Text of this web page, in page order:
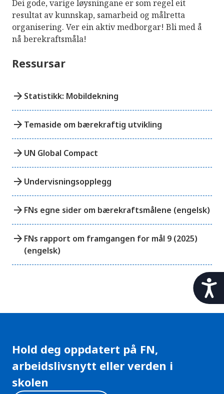
t
l
g
Dei gode, varige løysningane er som regel eit
resultat av kunnskap, samarbeid og målretta
organisering. Ver ein aktiv medborgar! Bli med å
nå berekraftsmåla!
Ressursar
arrow_forward Statistikk: Mobildekning
arrow_forward Temaside om bærekraftig utvikling
arrow_forward UN Global Compact
arrow_forward Undervisningsopplegg
arrow_forward FNs egne sider om bærekraftsmålene (engelsk)
arrow_forward FNs rapport om framgangen for mål 9 (2025)
(engelsk)
Hold deg oppdatert på FN,
arbeidslivsnytt eller verden i
skolen